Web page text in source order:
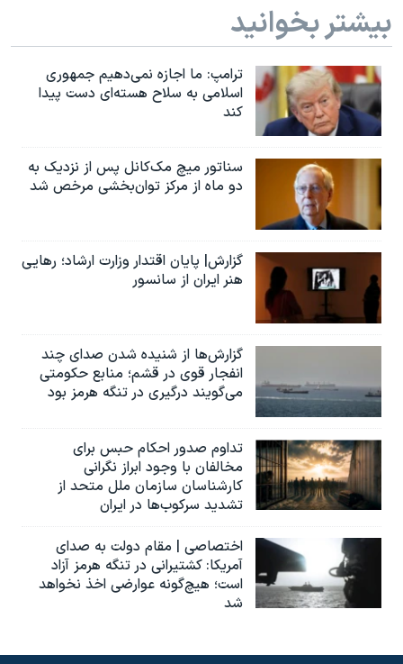
بیشتر بخوانید
ترامپ: ما اجازه نمی‌دهیم جمهوری
اسلامی به سلاح هسته‌ای دست پیدا
کند
سناتور میچ مک‌کانل پس از نزدیک به
دو ماه از مرکز توان‌بخشی مرخص شد
گزارش| پایان اقتدار وزارت ارشاد؛ رهایی
هنر ایران از سانسور
گزارش‌ها از شنیده شدن صدای چند
انفجار قوی در قشم؛ منابع حکومتی
می‌گویند درگیری در تنگه هرمز بود
تداوم صدور احکام حبس برای
مخالفان با وجود ابراز نگرانی
کارشناسان سازمان ملل متحد از
تشدید سرکوب‌ها در ایران
اختصاصی | مقام دولت به صدای
آمریکا: کشتیرانی در تنگه هرمز آزاد
است؛ هیچ‌گونه عوارضی اخذ نخواهد
شد